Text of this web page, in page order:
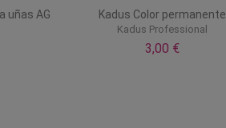
uñas AG Kadus Color permanente
Kadus Professional
3,00 €